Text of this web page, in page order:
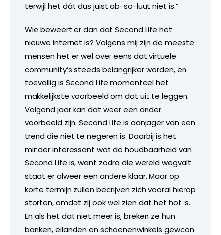
terwijl het dát dus juist ab-so-luut niet is.”
Wie beweert er dan dat Second Life het
nieuwe internet is? Volgens mij zijn de meeste
mensen het er wel over eens dat virtuele
community’s steeds belangrijker worden, en
toevallig is Second Life momenteel het
makkelijkste voorbeeld om dat uit te leggen.
Volgend jaar kan dat weer een ander
voorbeeld zijn. Second Life is aanjager van een
trend die niet te negeren is. Daarbij is het
minder interessant wat de houdbaarheid van
Second Life is, want zodra die wereld wegvalt
staat er alweer een andere klaar. Maar op
korte termijn zullen bedrijven zich vooral hierop
storten, omdat zij ook wel zien dat het hot is.
En als het dat niet meer is, breken ze hun
banken, eilanden en schoenenwinkels gewoon